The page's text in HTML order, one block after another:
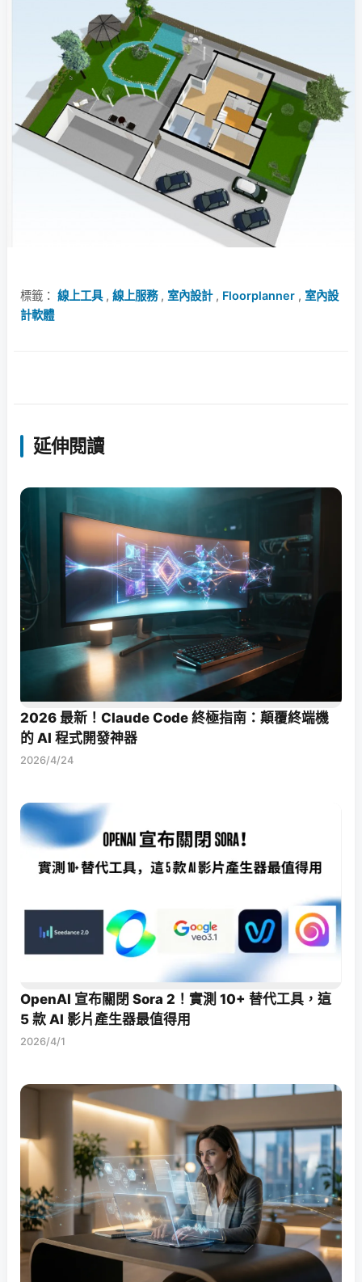
標籤： 線上工具, 線上服務, 室內設計, Floorplanner , 室內設
計軟體
延伸閱讀
2026 最新！Claude Code 終極指南：顛覆終端機
的 AI 程式開發神器
2026/4/24
OpenAI 宣布關閉 Sora 2！實測 10+ 替代工具，這
5 款 AI 影片產生器最值得用
2026/4/1